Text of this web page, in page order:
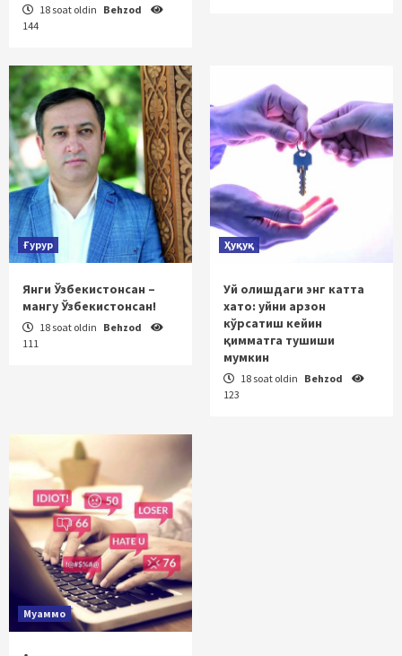
18 soat oldin Behzod
144
Ғурур
Янги Ўзбекистонсан –
мангу Ўзбекистонсан!
18 soat oldin Behzod
111
Ҳуқуқ
Уй олишдаги энг катта
хато: уйни арзон
кўрсатиш кейин
қимматга тушиши
мумкин
18 soat oldin Behzod
123
Муаммо